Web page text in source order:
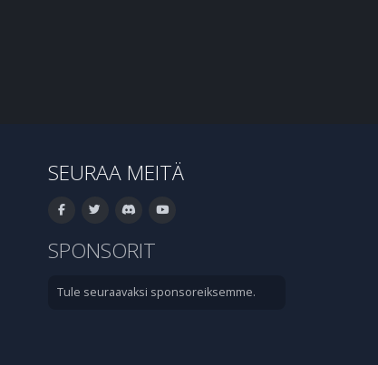
SEURAA MEITÄ
SPONSORIT
Tule seuraavaksi sponsoreiksemme.